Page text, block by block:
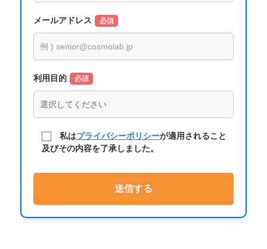
メールアドレス 必須
利用目的 必須
私はプライバシーポリシーが適用されること
及びその内容を了承しました。